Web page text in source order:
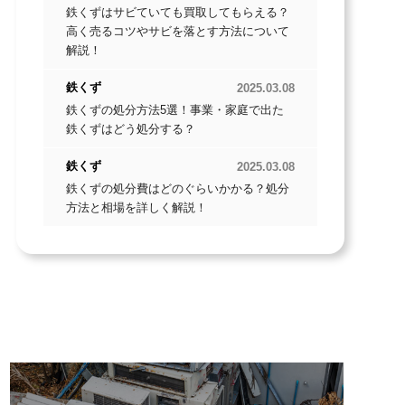
鉄くずはサビていても買取してもらえる？
高く売るコツやサビを落とす方法について
解説！
鉄くず
2025.03.08
鉄くずの処分方法5選！事業・家庭で出た
鉄くずはどう処分する？
鉄くず
2025.03.08
鉄くずの処分費はどのぐらいかかる？処分
方法と相場を詳しく解説！